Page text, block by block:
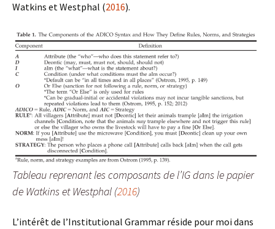
Watkins et Westphal (2016).
Tableau reprenant les composants de l’IG dans le papier
de Watkins et Westphal (2016)
L’intérêt de l’Institutional Grammar réside pour moi dans